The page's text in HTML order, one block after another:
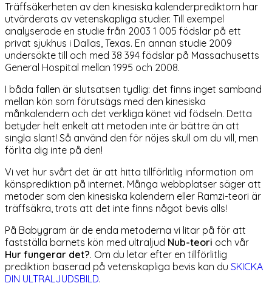
Träffsäkerheten av den kinesiska kalenderprediktorn har
utvärderats av vetenskapliga studier. Till exempel
analyserade en studie från 2003 1 005 födslar på ett
privat sjukhus i Dallas, Texas. En annan studie 2009
undersökte till och med 38 394 födslar på Massachusetts
General Hospital mellan 1995 och 2008.
I båda fallen är slutsatsen tydlig: det finns inget samband
mellan kön som förutsägs med den kinesiska
månkalendern och det verkliga könet vid födseln. Detta
betyder helt enkelt att metoden inte är bättre än att
singla slant! Så använd den för nöjes skull om du vill, men
förlita dig inte på den!
Vi vet hur svårt det är att hitta tillförlitlig information om
könsprediktion på internet. Många webbplatser säger att
metoder som den kinesiska kalendern eller Ramzi-teori är
träffsäkra, trots att det inte finns något bevis alls!
På Babygram är de enda metoderna vi litar på för att
fastställa barnets kön med ultraljud Nub-teori och vår
Hur fungerar det?. Om du letar efter en tillförlitlig
prediktion baserad på vetenskapliga bevis kan du SKICKA
DIN ULTRALJUDSBILD.